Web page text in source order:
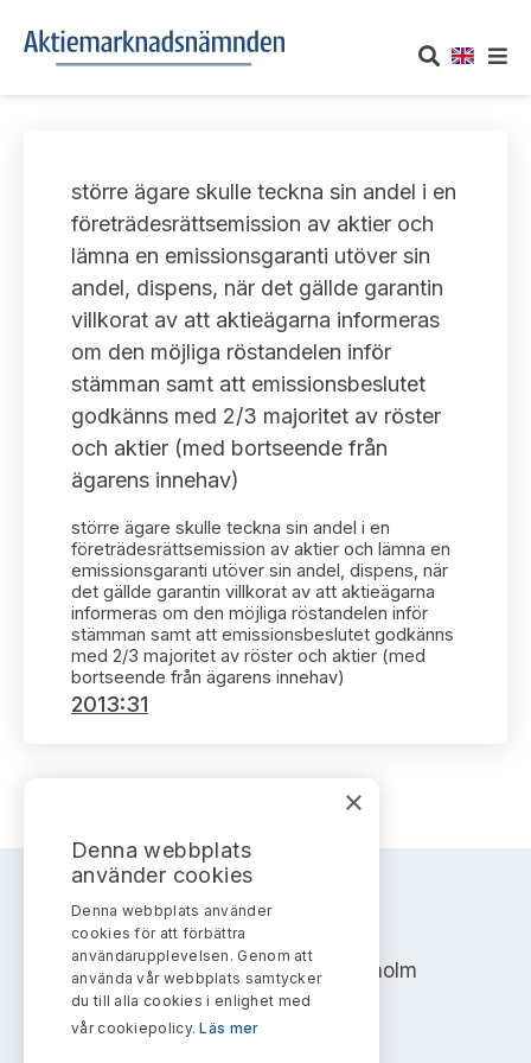
Om oss
Vårt uppdrag
Informationsgivning
Arbetssätt och jävsfrågor
Stadgar
Arbetsordning
Ledamöter
Huvudmän
Verksamhetsberättelser
UTTALANDEN
Om nämndens uttalanden
Framställningar och konsultation
Uttalanden sorterade efter publiceringsdatum
Samtliga uttalanden sorterade årsvis
Sök uttalanden
Avgifter
Prenumerera
TAKEOVER-REGLER
Takeover-regler för reglerade marknader och vissa
handelsplattformar
AKTUELLT
Nyheter och pressmeddelanden
Prenumerera
Bildarkiv
KONTAKT
Kontakt angående ansökningar och uttalanden
Kontakt administrativa ärenden
större ägare skulle teckna sin andel i en
företrädesrättsemission av aktier och
lämna en emissionsgaranti utöver sin
andel, dispens, när det gällde garantin
villkorat av att aktieägarna informeras
om den möjliga röstandelen inför
stämman samt att emissionsbeslutet
godkänns med 2/3 majoritet av röster
och aktier (med bortseende från
ägarens innehav)
större ägare skulle teckna sin andel i en
företrädesrättsemission av aktier och lämna en
emissionsgaranti utöver sin andel, dispens, när
det gällde garantin villkorat av att aktieägarna
informeras om den möjliga röstandelen inför
stämman samt att emissionsbeslutet godkänns
med 2/3 majoritet av röster och aktier (med
bortseende från ägarens innehav)
2013:31
AKTIEMARKNADSNÄMNDEN
Address: Box 7354, 103 90 Stockholm
info@aktiemarknadsnamnden.se
×
Denna webbplats
använder cookies
Denna webbplats använder
cookies för att förbättra
användarupplevelsen. Genom att
använda vår webbplats samtycker
du till alla cookies i enlighet med
vår cookiepolicy.Läs mer